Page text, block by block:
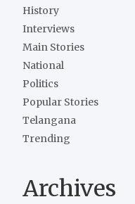
History
Interviews
Main Stories
National
Politics
Popular Stories
Telangana
Trending
Archives